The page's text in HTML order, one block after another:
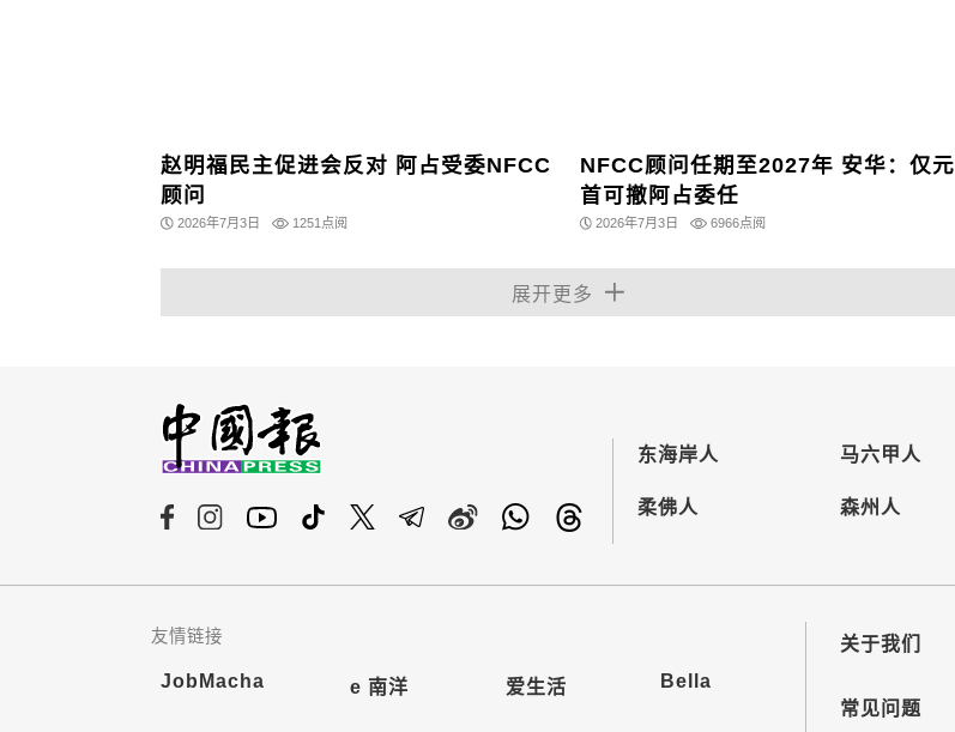
赵明福民主促进会反对 阿占受委NFCC
顾问
2026年7月3日 1251点阅
NFCC顾问任期至2027年 安华：仅元
首可撤阿占委任
2026年7月3日 6966点阅
展开更多
东海岸人
柔佛人
马六甲人
森州人
友情链接
JobMacha e 南洋 爱生活 Bella
关于我们
常见问题